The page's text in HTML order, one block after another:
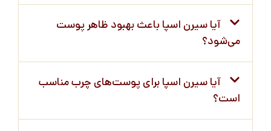
آیا سیرن اسپا باعث بهبود ظاهر پوست
می‌شود؟
آیا سیرن اسپا برای پوست‌های چرب مناسب
است؟